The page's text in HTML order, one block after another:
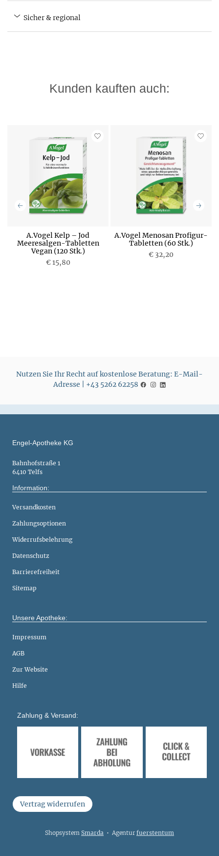
Sicher & regional
Kunden kauften auch:
A.Vogel Kelp – Jod
Meeresalgen-Tabletten
Vegan (120 Stk.)
€ 15,80
A.Vogel Menosan Profigur-
Tabletten (60 Stk.)
€ 32,20
P
Nutzen Sie Ihr Recht auf kostenlose Beratung: E-Mail-
Adresse | +43 5262 62258
Engel-Apotheke KG
Bahnhofstraße 1
6410 Telfs
Information:
Versandkosten
Zahlungsoptionen
Widerrufsbelehrung
Datenschutz
Barrierefreiheit
Sitemap
Unsere Apotheke:
Impressum
AGB
Zur Website
Hilfe
Zahlung & Versand:
Vertrag widerrufen
Shopsystem Smarda • Agentur fuerstentum